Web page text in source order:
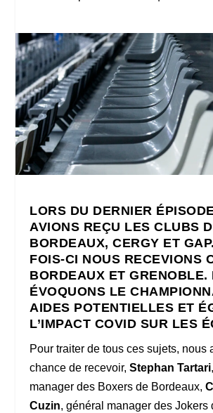
LORS DU DERNIER
AVIONS REÇU LES CLUBS
BORDEAUX, CERGY ET
FOIS-CI NOUS RECEVIONS
BORDEAUX ET GRENOBLE.
ÉVOQUONS LE
AIDES POTENTIELLES ET
L’IMPACT COVID SUR LES
Pour traiter de tous ces sujets, nous
chance de recevoir,Stephan Tartari
manager des Boxers de Bordeaux,
Cuzin, général manager des Jokers